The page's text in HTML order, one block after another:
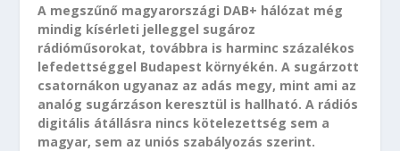
A megszűnő magyarországi DAB+ hálózat még
mindig kísérleti jelleggel sugároz
rádióműsorokat, továbbra is harminc százalékos
lefedettséggel Budapest környékén. A sugárzott
csatornákon ugyanaz az adás megy, mint ami az
analóg sugárzáson keresztül is hallható. A rádiós
digitális átállásra nincs kötelezettség sem a
magyar, sem az uniós szabályozás szerint.